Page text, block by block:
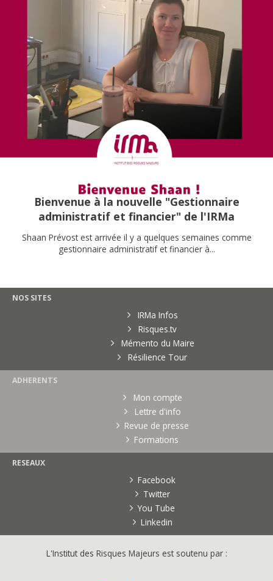
Bienvenue à la nouvelle "Gestionnaire
administratif et financier" de l'IRMa
Shaan Prévost est arrivée il y a quelques semaines comme
gestionnaire administratif et financier à...
NOS SITES
IRMa Infos
Risques.tv
Mémento du Maire
Résilience Tour
ADHERENTS
Mon compte
Lettre d'info
Revue de presse
Formations
RESEAUX
Facebook
Twitter
You Tube
Linkedin
L'Institut des Risques Majeurs est soutenu par :